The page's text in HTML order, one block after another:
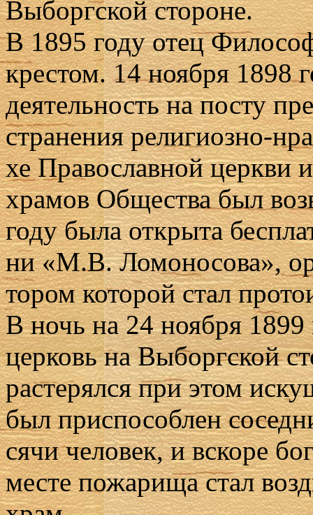
Вы­борг­ской сто­роне.
В 1895 го­ду отец
кре­стом. 14 но­яб­ря 1898
де­я­тель­ность на по­сту
стра­не­ния ре­ли­ги­оз­но-
хе Пра­во­слав­ной церк­ви
хра­мов Об­ще­ства был
го­ду бы­ла от­кры­та
ни «М.В. Ло­мо­но­со­ва»,
то­ром ко­то­рой стал
В ночь на 24 но­яб­ря 1899
цер­ковь на Вы­борг­ской
рас­те­рял­ся при этом
был при­спо­соб­лен
ся­чи че­ло­век, и вско­ре
ме­сте по­жа­ри­ща стал